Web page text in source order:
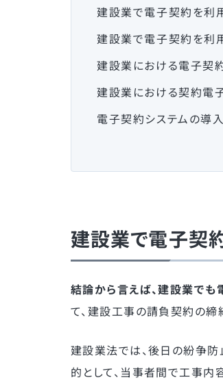
建設業で電子契約を利
建設業で電子契約を利
建設業における電子契
建設業における契約電
電子契約システムの導
建設業で電子契
結論から言えば、建設業でも
て、建設工事の請負契約の締
建設業法では、後日の紛争防
的として、当事者間で工事